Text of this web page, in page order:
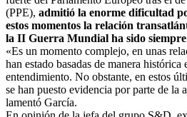
(PPE), admitió la enorme dificultad
estos momentos la relación
la II Guerra Mundial ha sido
«Es un momento complejo, en unas
han estado basadas de manera
entendimiento. No obstante, en estos
se han puesto evidencia por parte de la
lamentó García.